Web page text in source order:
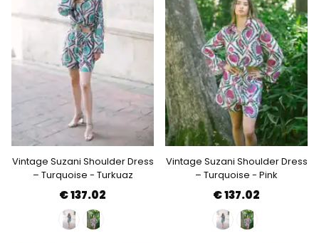
Vintage Suzani Shoulder Dress
– Turquoise - Turkuaz
€ 137.02
Vintage Suzani Shoulder Dress
– Turquoise - Pink
€ 137.02